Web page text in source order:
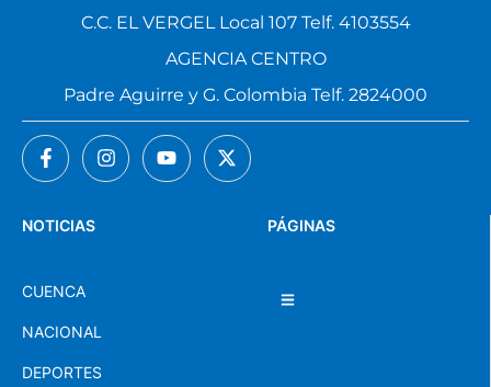
PÁGINAS
NOTICIAS
CUENCA
NACIONAL
DEPORTES
C.C. EL VERGEL Local 107 Telf. 4103554
AGENCIA CENTRO
Padre Aguirre y G. Colombia Telf. 2824000